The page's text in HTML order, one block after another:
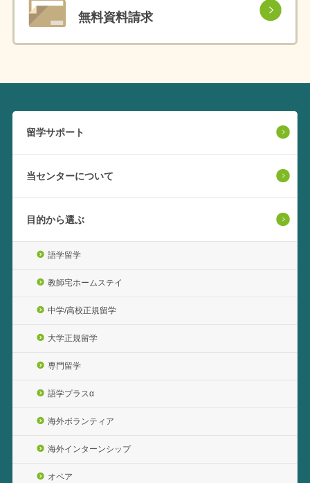
無料資料請求
留学サポート
当センターについて
目的から選ぶ
語学留学
教師宅ホームステイ
中学/高校正規留学
大学正規留学
専門留学
語学プラスα
海外ボランティア
海外インターンシップ
オペア